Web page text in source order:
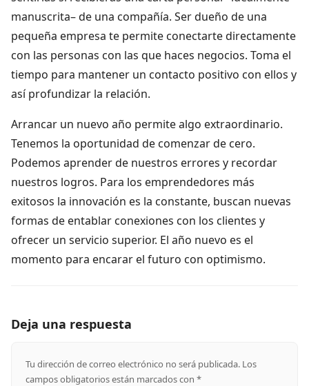
manuscrita– de una compañía. Ser dueño de una
pequeña empresa te permite conectarte directamente
con las personas con las que haces negocios. Toma el
tiempo para mantener un contacto positivo con ellos y
así profundizar la relación.
Arrancar un nuevo año permite algo extraordinario.
Tenemos la oportunidad de comenzar de cero.
Podemos aprender de nuestros errores y recordar
nuestros logros. Para los emprendedores más
exitosos la innovación es la constante, buscan nuevas
formas de entablar conexiones con los clientes y
ofrecer un servicio superior. El año nuevo es el
momento para encarar el futuro con optimismo.
Deja una respuesta
Tu dirección de correo electrónico no será publicada. Los
campos obligatorios están marcados con *